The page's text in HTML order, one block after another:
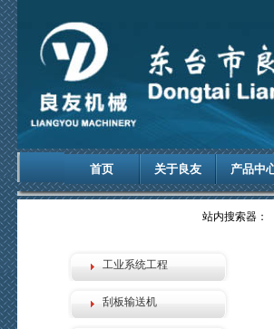
首页 关于良友 产品中
站内搜索器：
工业系统工程
刮板输送机